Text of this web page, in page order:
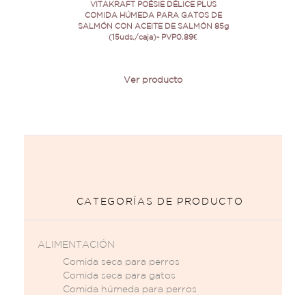
VITAKRAFT POÉSIE DÉLICE PLUS
COMIDA HÚMEDA PARA GATOS DE
SALMÓN CON ACEITE DE SALMÓN 85g
(15uds./caja)- PVP0.89€
Ver producto
CATEGORÍAS DE PRODUCTO
ALIMENTACIÓN
Comida seca para perros
Comida seca para gatos
Comida húmeda para perros